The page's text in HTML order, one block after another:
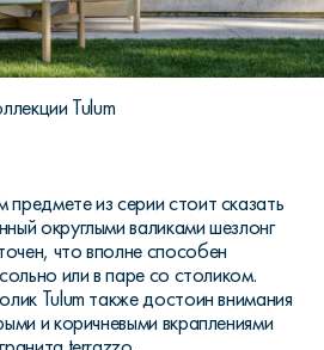
Tulum
из серии стоит сказать
округлыми валиками шезлонг
что вполне способен
или в паре со столиком.
Tulum также достоин внимания
и коричневыми вкраплениями